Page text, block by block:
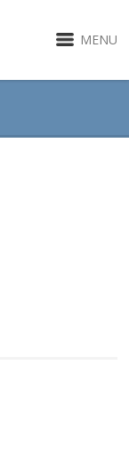
MENU